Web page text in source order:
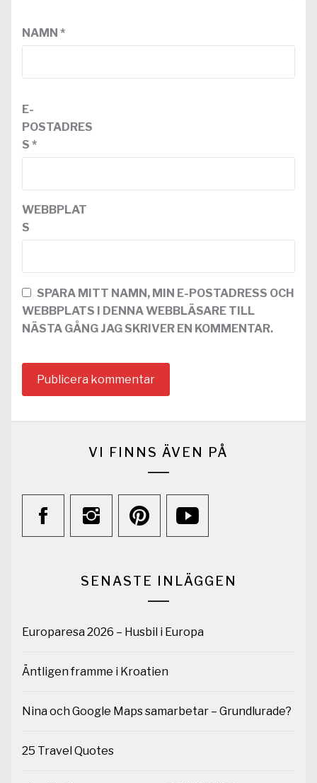
NAMN *
E-
POSTADRES
S *
WEBBPLAT
S
SPARA MITT NAMN, MIN E-POSTADRESS OCH
WEBBPLATS I DENNA WEBBLÄSARE TILL
NÄSTA GÅNG JAG SKRIVER EN KOMMENTAR.
VI FINNS ÄVEN PÅ
SENASTE INLÄGGEN
Europaresa 2026 – Husbil i Europa
Äntligen framme i Kroatien
Nina och Google Maps samarbetar – Grundlurade?
25 Travel Quotes